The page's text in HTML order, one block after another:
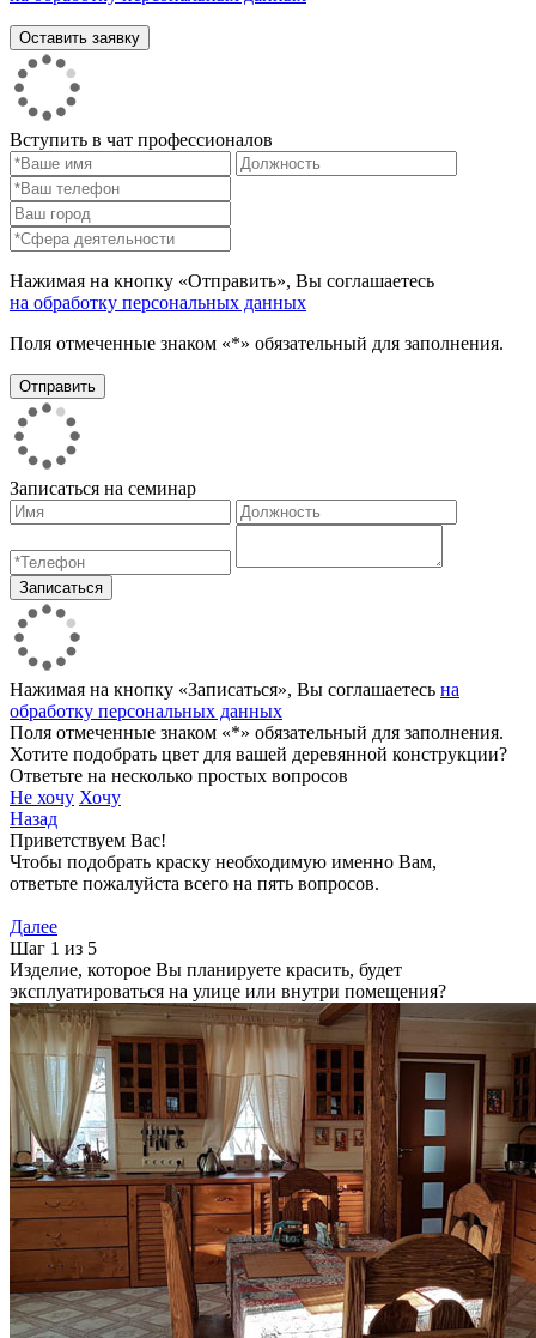
Вступить в чат профессионалов
Нажимая на кнопку «Отправить», Вы соглашаетесь
на обработку персональных данных
Поля отмеченные знаком «*» обязательный для заполнения.
Записаться на семинар
Нажимая на кнопку «Записаться», Вы соглашаетесь на
обработку персональных данных
Поля отмеченные знаком «*» обязательный для заполнения.
Хотите подобрать цвет для вашей деревянной конструкции?
Ответьте на несколько простых вопросов
Не хочу Хочу
Назад
Приветствуем Вас!
Чтобы подобрать краску необходимую именно Вам,
ответьте пожалуйста всего на пять вопросов.
Далее
Шаг 1 из 5
Изделие, которое Вы планируете красить, будет
эксплуатироваться на улице или внутри помещения?